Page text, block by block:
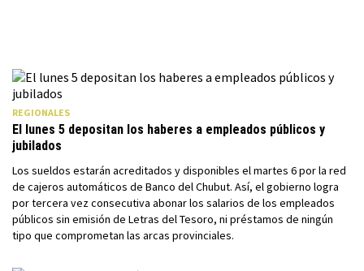
REGIONALES
El lunes 5 depositan los haberes a empleados públicos y
jubilados
Los sueldos estarán acreditados y disponibles el martes 6 por la red
de cajeros automáticos de Banco del Chubut. Así, el gobierno logra
por tercera vez consecutiva abonar los salarios de los empleados
públicos sin emisión de Letras del Tesoro, ni préstamos de ningún
tipo que comprometan las arcas provinciales.